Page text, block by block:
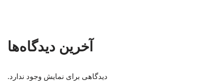
آخرین دیدگاه‌ها
دیدگاهی برای نمایش وجود ندارد.